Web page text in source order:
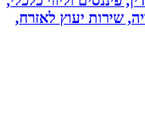
יעוץ לאזרח,